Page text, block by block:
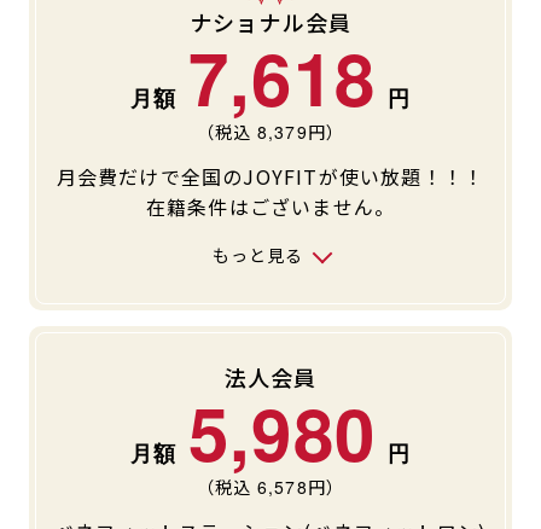
オプション料金
店舗情報・サービス
店舗へのお問い合わせ
料金・サービス等詳しく見る
入会を悩まれている方へトップ
キャンペーン 料金のご案内
店舗情報・サービス
見学・体験 入会方法
店舗へのお問い合わせ
JOYFIT総合トップ JOYFIT
ナショナル会員
7,618
（税込 8,379円）
月会費だけで全国のJOYFITが使い放題！！！
在籍条件はございません。
もっと見る
法人会員
5,980
（税込 6,578円）